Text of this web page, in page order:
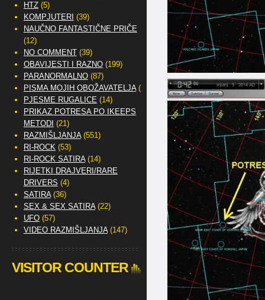
HTZ(5)
KOMPJUTERI (39)
NAUČNO FANTASTIČNE PRIČE
(12)
NO COMMENT(39)
OBAVIJESTI I RAZNO(199)
PARANORMALNO(87)
PISMA MOJIH OBOŽAVATELJA(2)
PJESME RUGALICE (14)
PRIKAZ POTRESA PO IKEEPS
METODI (21)
RAZMIŠLJANJA(551)
RI-ROCK(53)
RI-ROCK SATIRA(14)
RIJETKI DRAJVERI/RARE
DRIVERS (4)
SATIRA(36)
SEX & SEX SATIRA(22)
UFO(57)
VIDEO RAZMIŠLJANJA(147)
VISITOR COUNTER